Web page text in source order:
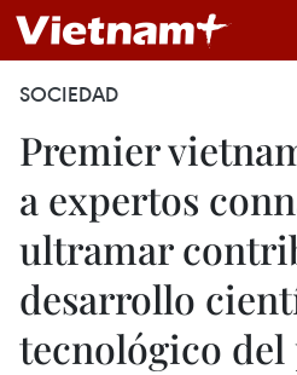
SOCIEDAD
Premier
a expertos
ultramar
desarrollo
tecnológico del